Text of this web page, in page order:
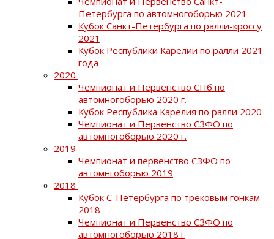
Петербурга по автомногоборью 2021
Кубок Санкт-Петербурга по ралли-кроссу
2021
Кубок Республики Карелии по ралли 2021
года
2020
Чемпионат и Первенство СПб по
автомногоборью 2020 г.
Кубок Республика Карелия по ралли 2020
Чемпионат и Первенство СЗФО по
автомногоборью 2020 г.
2019
Чемпионат и первенство СЗФО по
автомнгоборью 2019
2018
Кубок С-Петербурга по трековым гонкам
2018
Чемпионат и Первенство СЗФО по
автомногоборью 2018 г